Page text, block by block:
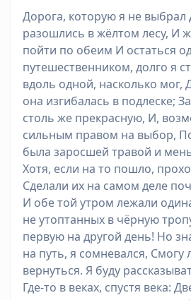
Дорога, которую я не выбрал
разошлись в жёлтом лесу, И
пойти по обеим И остаться
путешественником, долго я
вдоль одной, насколько мог,
она изгибалась в подлеске;
столь же прекрасную, И,
сильным правом на выбор,
была заросшей травой и
Хотя, если на то пошло,
Сделали их на самом деле
И обе той утром лежали
не утоптанных в чёрную
первую на другой день! Но
на путь, я сомневался, Смогу
вернуться. Я буду
Где-то в веках, спустя века: